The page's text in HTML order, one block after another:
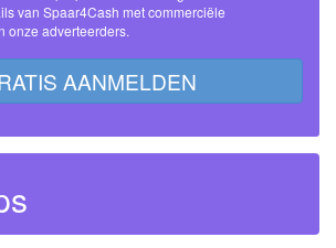
commerciële
onze adverteerders.
AANMELDEN